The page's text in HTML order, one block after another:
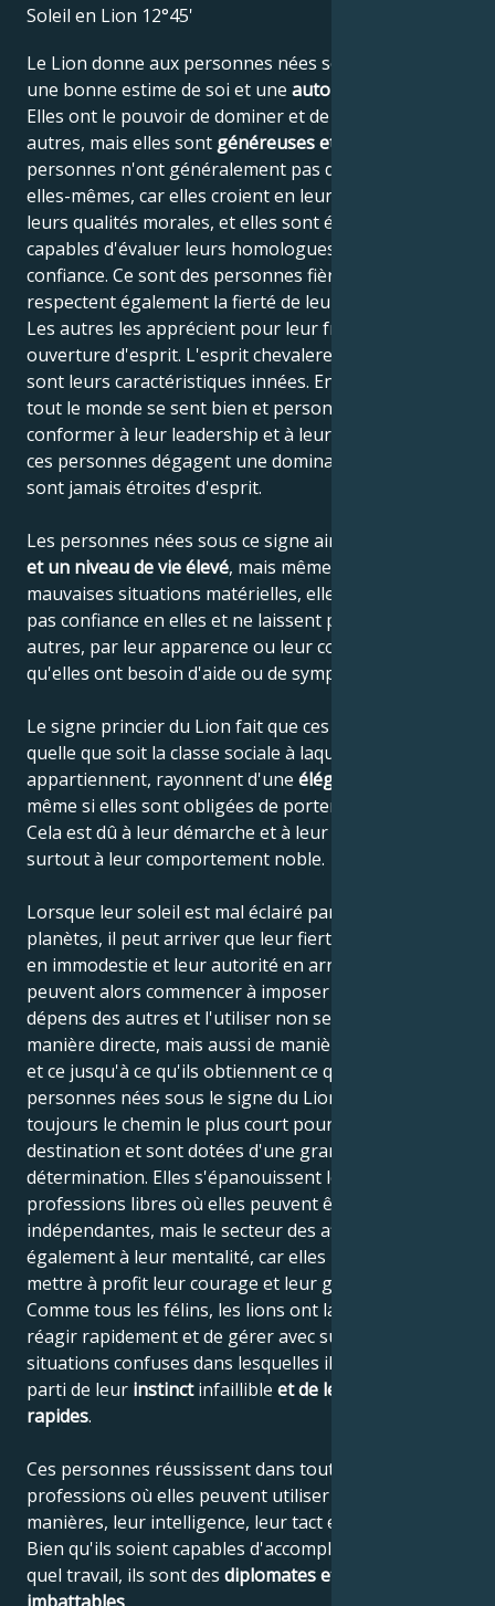
Soleil en Lion 12°45'
Le Lion donne aux personnes nées sous ce signe
une bonne estime de soi et une autorité naturelle
Elles ont le pouvoir de dominer et de contrôler les
autres, mais elles sont généreuses et amicales
personnes n'ont généralement pas de doutes sur
elles-mêmes, car elles croient en leur travail et en
leurs qualités morales, et elles sont également
capables d'évaluer leurs homologues en toute
confiance. Ce sont des personnes fières qui
respectent également la fierté de leurs concitoyens.
Les autres les apprécient pour leur franchise et leur
ouverture d'esprit. L'esprit chevaleresque et le tact
sont leurs caractéristiques innées. En leur présence,
tout le monde se sent bien et personne n'hésite à se
conformer à leur leadership et à leurs décisions, car
ces personnes dégagent une domination calme et ne
sont jamais étroites d'esprit.
Les personnes nées sous ce signe aiment la
et un niveau de vie élevé, mais même dans les
mauvaises situations matérielles, elles ne perdent
pas confiance en elles et ne laissent pas voir aux
autres, par leur apparence ou leur comportement,
qu'elles ont besoin d'aide ou de sympathie.
Le signe princier du Lion fait que ces personnes,
quelle que soit la classe sociale à laquelle elles
appartiennent, rayonnent d'une élégance naturelle
même si elles sont obligées de porter des haillons.
Cela est dû à leur démarche et à leur posture, mais
surtout à leur comportement noble.
Lorsque leur soleil est mal éclairé par d'autres
planètes, il peut arriver que leur fierté se transforme
en immodestie et leur autorité en arrogance. Ils
peuvent alors commencer à imposer leur volonté aux
dépens des autres et l'utiliser non seulement de
manière directe, mais aussi de manière malveillante,
et ce jusqu'à ce qu'ils obtiennent ce qu'ils veulent. Les
personnes nées sous le signe du Lion choisissent
toujours le chemin le plus court pour arriver à
destination et sont dotées d'une grande
détermination. Elles s'épanouissent le mieux dans les
professions libres où elles peuvent être
indépendantes, mais le secteur des affaires convient
également à leur mentalité, car elles peuvent y
mettre à profit leur courage et leur goût du risque.
Comme tous les félins, les lions ont la capacité de
réagir rapidement et de gérer avec succès des
situations confuses dans lesquelles ils peuvent tirer
parti de leur instinctinfaillible et de leurs réflexes
rapides.
Ces personnes réussissent dans toutes les
professions où elles peuvent utiliser leurs bonnes
manières, leur intelligence, leur tact et leur confiance.
Bien qu'ils soient capables d'accomplir n'importe
quel travail, ils sont des diplomates et des politiciens